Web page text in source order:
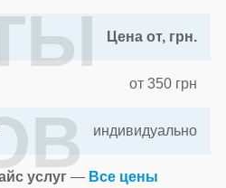
Цена от, грн.
от 350 грн
индивидуально
услуг — Все цены